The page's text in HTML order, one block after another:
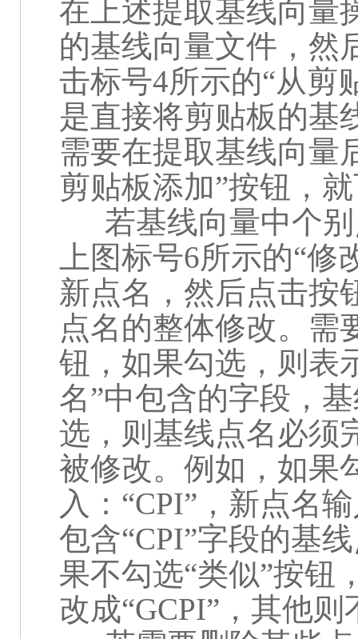
在上述提取基线向量
的基线向量文件，然
击标号4所示的“从剪
是直接将剪贴板的基
需要在提取基线向量
剪贴板添加”按钮，
若基线向量中个
上图标号6所示的“修
新点名，然后点击按
点名的整体修改。需
钮，如果勾选，则表
名”中包含的字段，
选，则基线点名必须
被修改。例如，如果
入：“CPI”，新点名
包含“CPI”字段的基
果不勾选“类似”按钮
改成“GCPI”，其他则